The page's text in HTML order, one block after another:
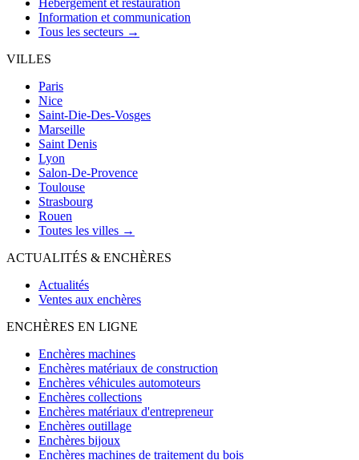
Information et communication
Tous les secteurs →
VILLES
Paris
Nice
Saint-Die-Des-Vosges
Marseille
Saint Denis
Lyon
Salon-De-Provence
Toulouse
Strasbourg
Rouen
Toutes les villes →
ACTUALITÉS & ENCHÈRES
Actualités
Ventes aux enchères
ENCHÈRES EN LIGNE
Enchères machines
Enchères matériaux de construction
Enchères véhicules automoteurs
Enchères collections
Enchères matériaux d'entrepreneur
Enchères outillage
Enchères bijoux
Enchères machines de traitement du bois